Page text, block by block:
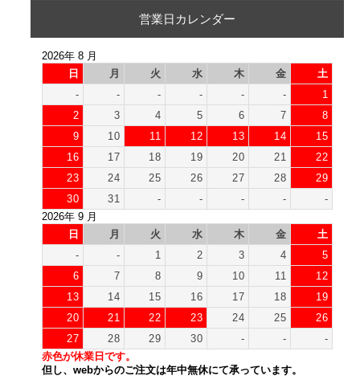
営業日カレンダー
2026年 8 月
日
月 火 水 木 金
土
-
- - - - -
1
2
3 4 5 6 7
8
9
10 11 12 13 14
15
16
17 18 19 20 21
22
23
24 25 26 27 28
29
30
31 - - - -
-
2026年 9 月
日
月 火 水 木 金
土
-
- 1 2 3 4
5
6
7 8 9 10 11
12
13
14 15 16 17 18
19
20
21 22 23 24 25
26
27
28 29 30 - -
-
赤色が休業日です。
但し、webからのご注文は年中無休にて承っています。